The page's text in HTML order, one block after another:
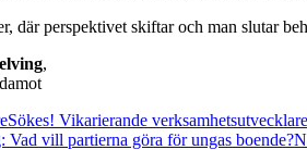
där perspektivet skiftar och man slutar
,
Sökes! Vikarierande verksamhetsutvecklare
Vad vill partierna göra för ungas boende?